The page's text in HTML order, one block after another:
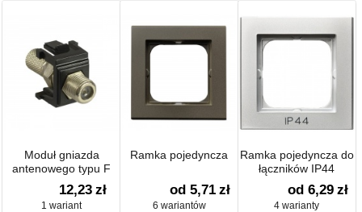
Moduł gniazda
antenowego typu F
12,23 zł
1 wariant
Ramka pojedyncza
od 5,71 zł
6 wariantów
Ramka pojedyncza do
łączników IP44
od 6,29 zł
4 warianty